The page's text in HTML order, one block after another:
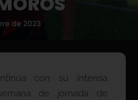
de 2023
con su intensa
de jornada de